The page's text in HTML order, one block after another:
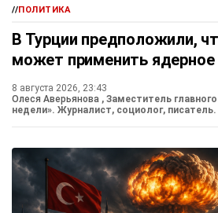
//ПОЛИТИКА
В Турции предположили,
может применить
8 августа 2026, 23:43
Олеся Аверьянова , Заместитель
недели». Журналист, социолог, писатель.